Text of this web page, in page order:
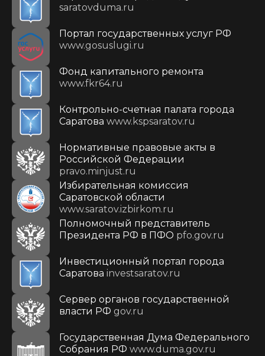
saratovduma.ru
Портал государственных услуг РФ
www.gosuslugi.ru
Фонд капитального ремонта
www.fkr64.ru
Контрольно-счетная палата города
Саратова www.kspsaratov.ru
Нормативные правовые акты в
Российской Федерации
pravo.minjust.ru
Избирательная комиссия
Саратовской области
www.saratov.izbirkom.ru
Полномочный представитель
Президента РФ в ПФО pfo.gov.ru
Инвестиционный портал города
Саратова investsaratov.ru
Сервер органов государственной
власти РФ gov.ru
Государственная Дума Федерального
Собрания РФ www.duma.gov.ru